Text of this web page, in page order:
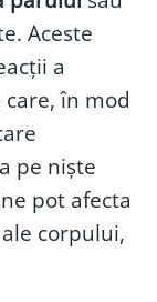
Aceste
a
în mod
pe niște
pot afecta
corpului,